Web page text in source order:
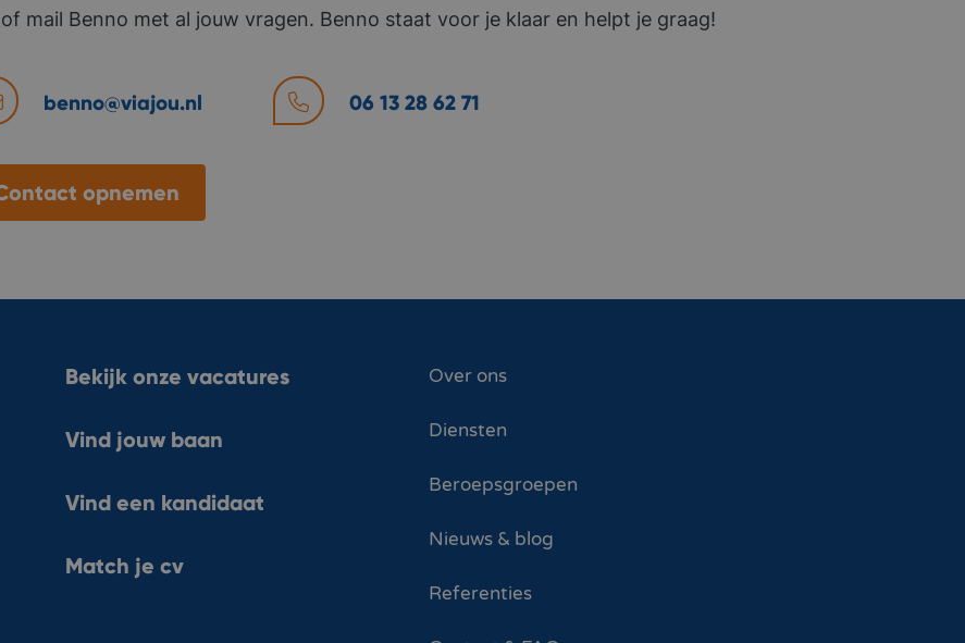
mail Benno met al jouw vragen. Benno staat voor je klaar en helpt je graag!
benno@viajou.nl 06 13 28 62 71
opnemen
Bekijk onze vacatures
Vind jouw baan
Vind een kandidaat
Match je cv
Over ons
Diensten
Beroepsgroepen
Nieuws & blog
Referenties